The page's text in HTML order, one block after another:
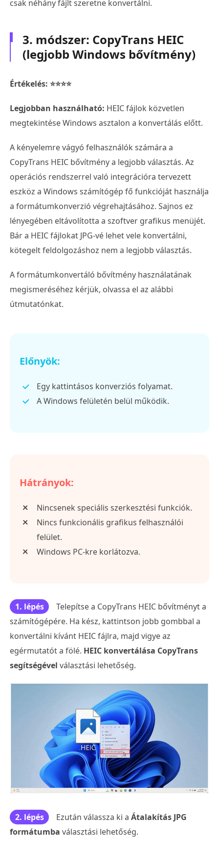
csak néhány fájlt szeretne konvertálni.
3. módszer: CopyTrans HEIC
(legjobb Windows bővítmény)
Értékelés: ⭐⭐⭐⭐
Legjobban használható: HEIC fájlok közvetlen
megtekintése Windows asztalon a konvertálás előtt.
A kényelemre vágyó felhasználók számára a
CopyTrans HEIC bővítmény a legjobb választás. Az
operációs rendszerrel való integrációra tervezett
eszköz a Windows számítógép fő funkcióját használja
a formátumkonverzió végrehajtásához. Sajnos ez
lényegében eltávolította a szoftver grafikus menüjét.
Bár a HEIC fájlokat JPG-vé lehet vele konvertálni,
kötegelt feldolgozáshoz nem a legjobb választás.
A formátumkonvertáló bővítmény használatának
megismeréséhez kérjük, olvassa el az alábbi
útmutatónkat.
Előnyök:
Egy kattintásos konverziós folyamat.
A Windows felületén belül működik.
Hátrányok:
Nincsenek speciális szerkesztési funkciók.
Nincs funkcionális grafikus felhasználói
felület.
Windows PC-kre korlátozva.
1. lépés
Telepítse a CopyTrans HEIC bővítményt a
számítógépére. Ha kész, kattintson jobb gombbal a
konvertálni kívánt HEIC fájlra, majd vigye az
egérmutatót a fölé. HEIC konvertálása CopyTrans
segítségével választási lehetőség.
2. lépés Ezután válassza ki a Átalakítás JPG
formátumba választási lehetőség.